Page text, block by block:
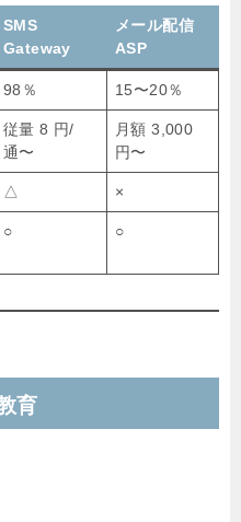
SMS
Gateway
メール配信
ASP
98％ 15〜20％
従量 8 円/
通〜
月額 3,000
円〜
△ ×
○ ○
育